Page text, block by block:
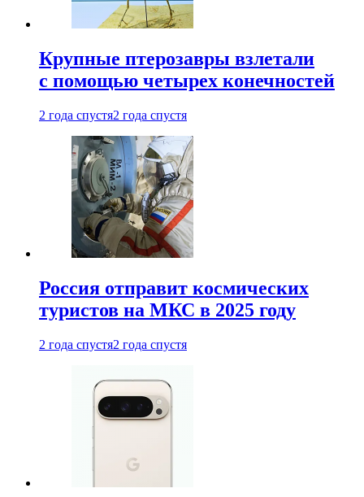
Крупные птерозавры взлетали
с помощью четырех конечностей
2 года спустя2 года спустя
Россия отправит космических
туристов на МКС в 2025 году
2 года спустя2 года спустя